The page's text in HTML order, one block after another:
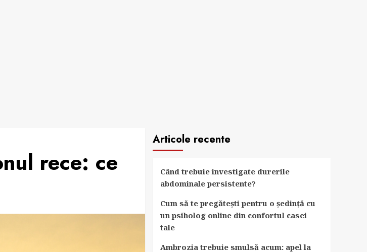
rece: ce
Articole recente
Când trebuie investigate durerile
abdominale persistente?
Cum să te pregătești pentru o ședință cu
un psiholog online din confortul casei
tale
Ambrozia trebuie smulsă acum: apel la